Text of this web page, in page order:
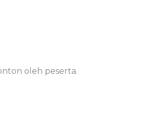
oleh peserta.